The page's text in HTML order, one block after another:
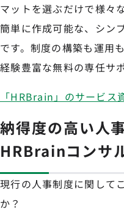
マットを選ぶだけで様々
簡単に作成可能な、シン
です。制度の構築も運用
経験豊富な無料の専任サ
「HRBrain」のサービス
納得度の高い人
HRBrainコンサ
現行の人事制度に関して
か？